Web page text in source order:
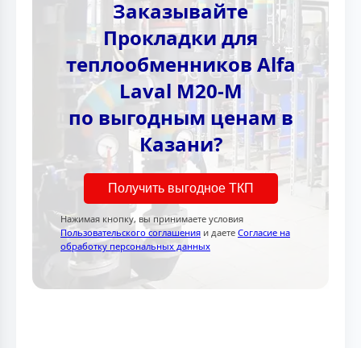
Заказывайте
Прокладки для
теплообменников Alfa
Laval M20-M
по выгодным ценам в
Казани?
Получить выгодное ТКП
Нажимая кнопку, вы принимаете условия
Пользовательского соглашения и даете Согласие на
обработку персональных данных